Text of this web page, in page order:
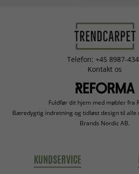
Telefon: +45 8987-
Kontakt os
Fuldfør dit hjem med møbler fra
Bæredygtig indretning og tidløst design til alle
Brands Nordic AB.
KUNDSERVICE